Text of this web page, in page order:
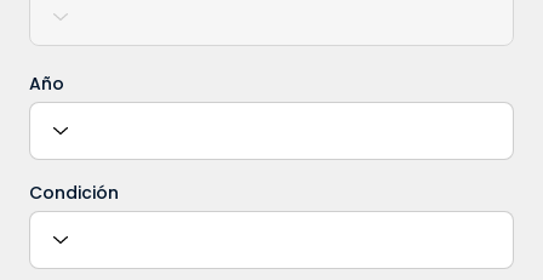
Año
Condición